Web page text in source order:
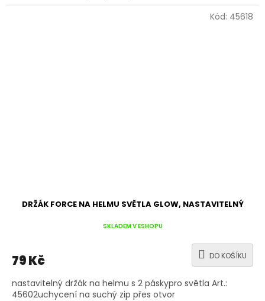
DRŽÁK FORCE NA HELMU SVĚTLA GLOW, NASTAVITELNÝ
SKLADEM V ESHOPU
79 Kč DO KOŠÍKU
nastavitelný držák na helmu s 2 páskypro světla Art.:
45602uchycení na suchý zip přes otvor
Kód: 45618